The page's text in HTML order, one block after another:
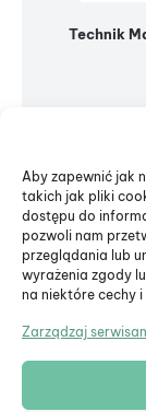
Aby zapewnić jak
takich jak pliki
dostępu do
pozwoli nam
przeglądania lub
wyrażenia zgody
na niektóre cechy i
Zarządzaj
Technik
© Eduiko.